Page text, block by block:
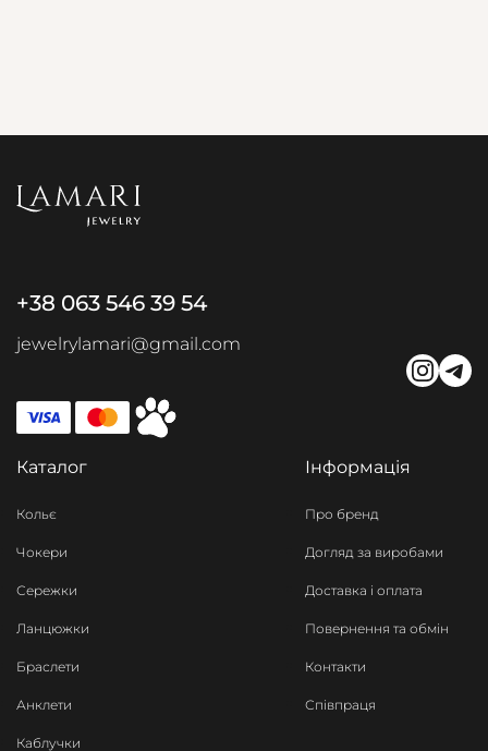
+38 063 546 39 54
jewelrylamari@gmail.com
Каталог
Кольє
Чокери
Сережки
Ланцюжки
Браслети
Анклети
Каблучки
Інформація
Про бренд
Догляд за виробами
Доставка і оплата
Повернення та обмін
Контакти
Співпраця